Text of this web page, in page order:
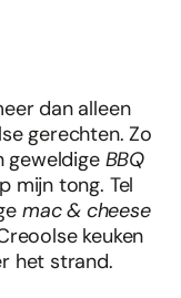
dan alleen
gerechten. Zo
geweldige BBQ
mijn tong. Tel
mac & cheese
keuken
het strand.